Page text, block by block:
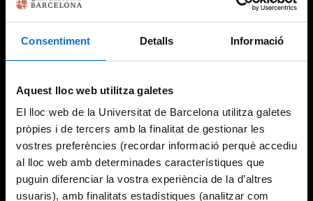
Consentiment Detalls Informació
Aquest lloc web utilitza galetes
El lloc web de la Universitat de Barcelona utilitza galetes
pròpies i de tercers amb la finalitat de gestionar les
vostres preferències (recordar informació perquè accediu
al lloc web amb determinades característiques que
puguin diferenciar la vostra experiència de la d’altres
usuaris), amb finalitats estadístiques (analitzar com